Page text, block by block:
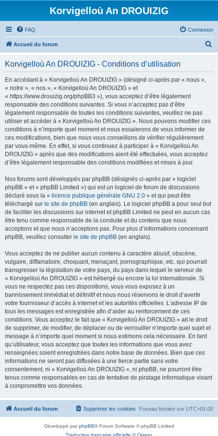
Korvigelloù An DROUIZIG
FAQ Connexion
Accueil du forum
Korvigelloù An DROUIZIG - Conditions d’utilisation
En accédant à « Korvigelloù An DROUIZIG » (désigné ci-après par « nous »,
« notre », « nos », « Korvigelloù An DROUIZIG » et
« https://www.drouizig.org/phpBB3 »), vous acceptez d’être légalement
responsable des conditions suivantes. Si vous n’acceptez pas d’être
légalement responsable de toutes les conditions suivantes, veuillez ne pas
utiliser et accéder à « Korvigelloù An DROUIZIG ». Nous pouvons modifier ces
conditions à n’importe quel moment et nous essaierons de vous informer de
ces modifications, bien que nous vous conseillons de vérifier régulièrement
par vous-même. En effet, si vous continuez à participer à « Korvigelloù An
DROUIZIG » après que des modifications aient été effectuées, vous acceptez
d’être légalement responsable des conditions modifiées et mises à jour.
Nos forums sont développés par phpBB (désignés ci-après par « logiciel
phpBB » et « phpBB Limited ») qui est un logiciel de forum de discussions
déclaré sous la « licence publique générale GNU 2.0 » et qui peut être
téléchargé sur le site de phpBB (en anglais). Le logiciel phpBB a pour seul but
de faciliter les discussions sur internet et phpBB Limited ne peut en aucun cas
être tenu comme responsable de la conduite et du contenu que nous
acceptons et que nous n’acceptons pas. Pour plus d’informations concernant
phpBB, veuillez consulter le site de phpBB (en anglais).
Vous acceptez de ne publier aucun contenu à caractère abusif, obscène,
vulgaire, diffamatoire, choquant, menaçant, pornographique, etc. qui pourrait
transgresser la législation de votre pays, du pays dans lequel le serveur de
« Korvigelloù An DROUIZIG » est hébergé ou encore la loi internationale. Si
vous ne respectez pas ces dispositions, vous vous exposez à un
bannissement immédiat et définitif et nous nous réservons le droit d’avertir
votre fournisseur d’accès à internet et les autorités officielles. L’adresse IP de
tous les messages est enregistrée afin d’aider au renforcement de ces
conditions. Vous acceptez le fait que « Korvigelloù An DROUIZIG » ait le droit
de supprimer, de modifier, de déplacer ou de verrouiller n’importe quel sujet et
message à n’importe quel moment si nous estimons cela nécessaire. En tant
qu’utilisateur, vous acceptez que toutes les informations que vous avez
renseignées soient enregistrées dans notre base de données. Bien que ces
informations ne seront pas diffusées à une tierce partie sans votre
consentement, ni « Korvigelloù An DROUIZIG », ni phpBB, ne pourront être
tenus comme responsables en cas de tentative de piratage informatique visant
à compromettre vos données.
Accueil du forum Fuseau horaire sur UTC+01:00
Supprimer les cookies
Développé parphpBB® Forum Software © phpBB Limited
Traduction française officielle ©Qiaeru